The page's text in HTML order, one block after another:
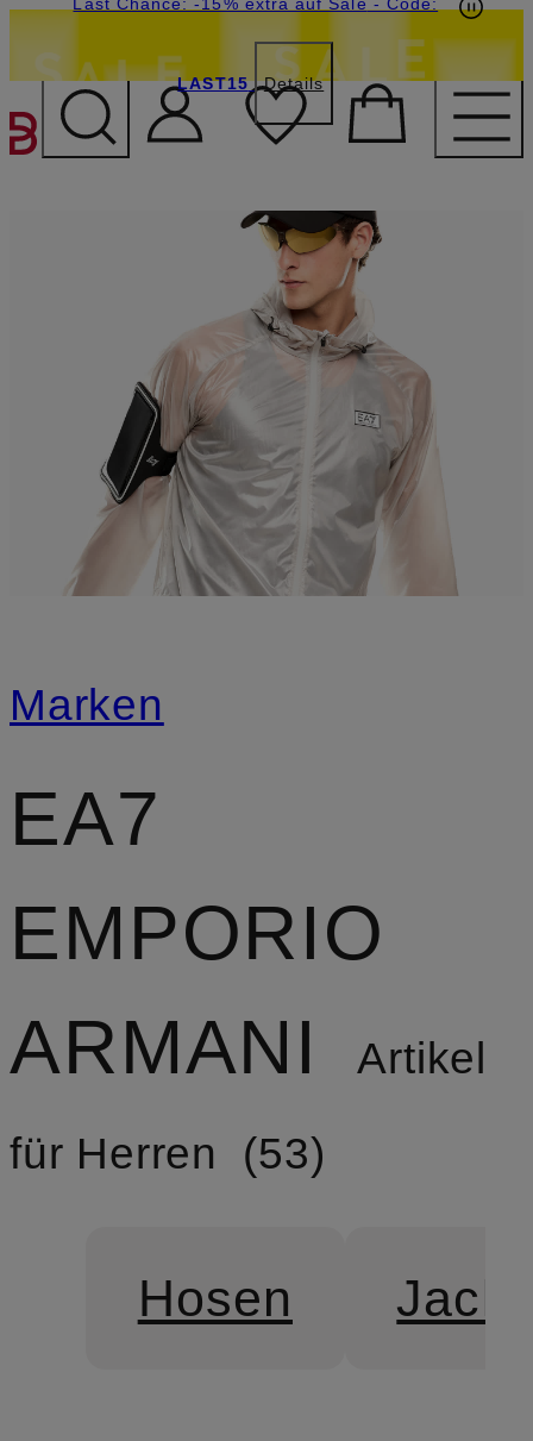
ZUM HAUPTINHALT
LAST15 Details
Marken
EA7
EMPORIO
ARMANI
Artikel
für Herren
53
Hosen